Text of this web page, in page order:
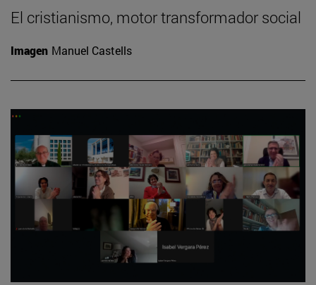
El cristianismo, motor transformador social
Imagen Manuel Castells